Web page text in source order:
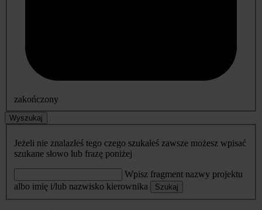
zakończony
Wyszukaj
Jeżeli nie znalazłeś tego czego szukałeś zawsze możesz wpisać
szukane słowo lub frazę poniżej
Wpisz fragment nazwy projektu
albo imię i/lub nazwisko kierownika
Szukaj